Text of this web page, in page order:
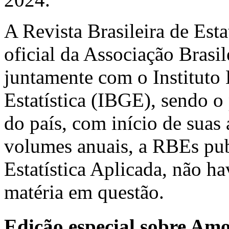
A Revista Brasileira de
oficial da Associação
juntamente com o Instituto
Estatística (IBGE), sendo
do país, com início de
volumes anuais, a RBEs
Estatística Aplicada, não
matéria em questão.